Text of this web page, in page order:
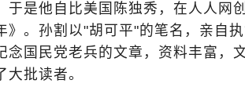
于是他自比美国陈独秀，在人人网
》。孙割以"胡可平"的笔名，亲自
念国民党老兵的文章，资料丰富，
大批读者。